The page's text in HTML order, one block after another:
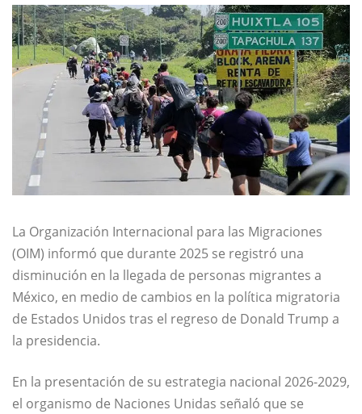
La Organización Internacional para las Migraciones
(OIM) informó que durante 2025 se registró una
disminución en la llegada de personas migrantes a
México, en medio de cambios en la política migratoria
de Estados Unidos tras el regreso de Donald Trump a
la presidencia.
En la presentación de su estrategia nacional 2026-2029,
el organismo de Naciones Unidas señaló que se